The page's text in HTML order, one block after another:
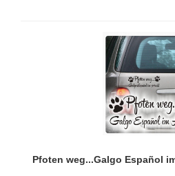
Pfoten weg...Galgo Español